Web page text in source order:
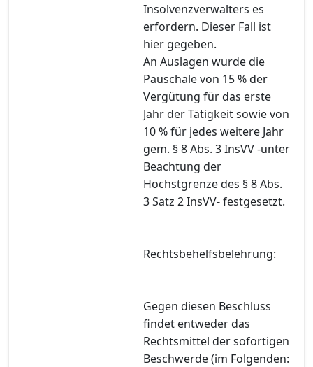
Insolvenzverwalters es
erfordern. Dieser Fall ist
hier gegeben.
An Auslagen wurde die
Pauschale von 15 % der
Vergütung für das erste
Jahr der Tätigkeit sowie von
10 % für jedes weitere Jahr
gem. § 8 Abs. 3 InsVV -unter
Beachtung der
Höchstgrenze des § 8 Abs.
3 Satz 2 InsVV- festgesetzt.
Rechtsbehelfsbelehrung:
Gegen diesen Beschluss
findet entweder das
Rechtsmittel der sofortigen
Beschwerde (im Folgenden: